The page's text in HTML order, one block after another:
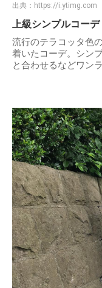
出典： https://i.ytimg.com
上級シンプルコーデ
流行のテラコッタ色
着いたコーデ。シン
と合わせるなどワン